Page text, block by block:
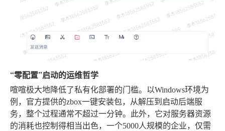
“零配置”启动的运维哲学
喧喧极大地降低了私有化部署的门槛。以Windows环境为
例，官方提供的zbox一键安装包，从解压到启动后端服
务，整个过程通常不超过一分钟。此外，它对服务器资源
的消耗也控制得相当出色，一个5000人规模的企业，仅需